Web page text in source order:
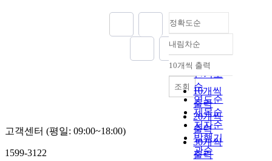
정확도순
정확도
순
인기도
순
연도순
제목순
저자순
발행기
관순
내림차순
내림차순
10개씩 출력
10개씩
출력
20개씩
출력
30개씩
출력
조회
고객센터 (평일: 09:00~18:00)
1599-3122